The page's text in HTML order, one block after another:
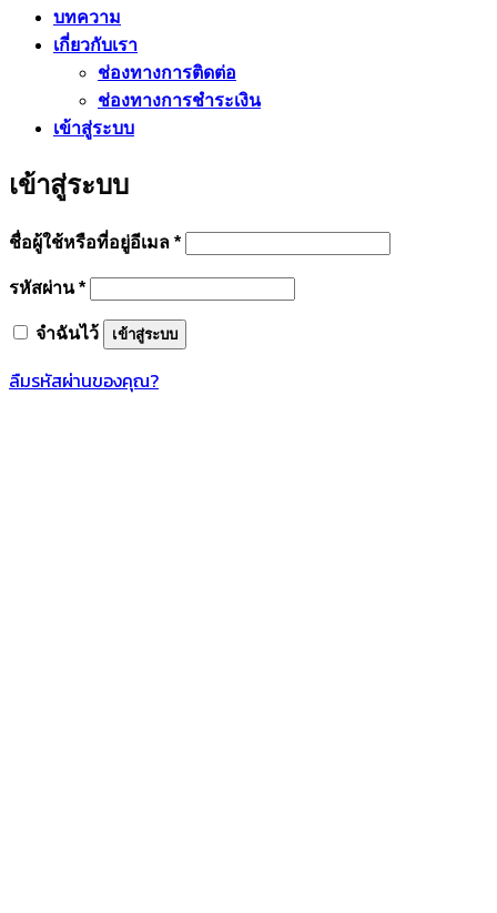
บทความ
เกี่ยวกับเรา
ช่องทางการติดต่อ
ช่องทางการชำระเงิน
เข้าสู่ระบบ
เข้าสู่ระบบ
ชื่อผู้ใช้หรือที่อยู่อีเมล *ต้องการ
รหัสผ่าน*ต้องการ
จำฉันไว้ เข้าสู่ระบบ
ลืมรหัสผ่านของคุณ?